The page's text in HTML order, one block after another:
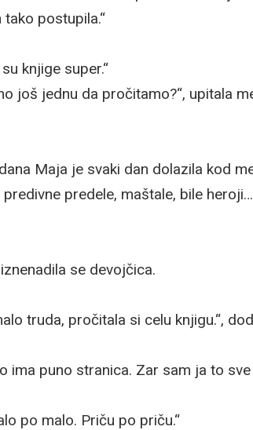
tako postupila.“
knjige super.“
još jednu da pročitamo?“, upitala
Maja je svaki dan dolazila kod
predivne predele, maštale, bile
iznenadila se devojčica.
truda, pročitala si celu knjigu.“,
ima puno stranica. Zar sam ja to
po malo. Priču po priču.“